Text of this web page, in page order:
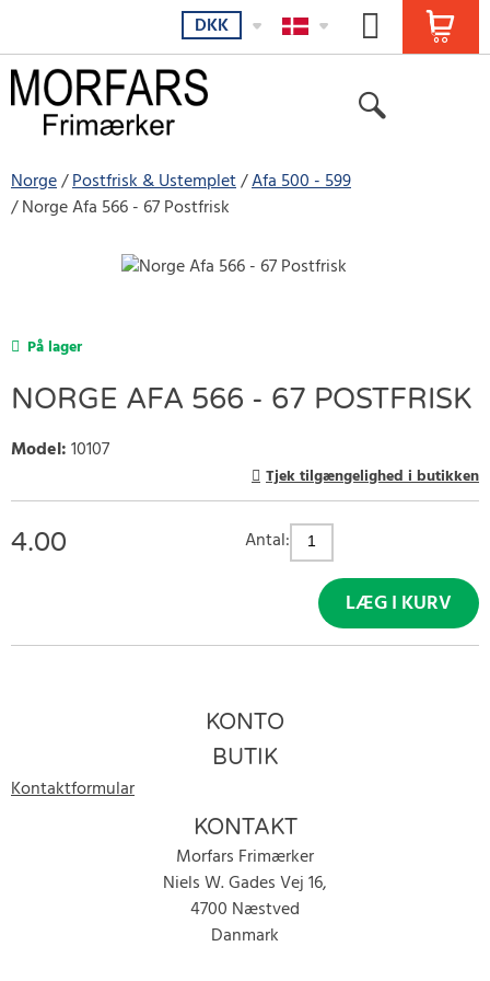
DKK
Norge Postfrisk & Ustemplet Afa 500 - 599
Norge Afa 566 - 67 Postfrisk
På lager
NORGE AFA 566 - 67 POSTFRISK
Model:10107
Tjek tilgængelighed i butikken
4.00 Antal:
LÆG I KURV
KONTO
BUTIK
Kontaktformular
KONTAKT
Morfars Frimærker
Niels W. Gades Vej 16,
4700 Næstved
Danmark